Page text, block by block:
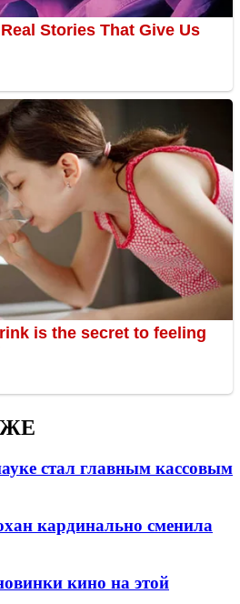
стал главным кассовым
кардинально сменила
кино на этой